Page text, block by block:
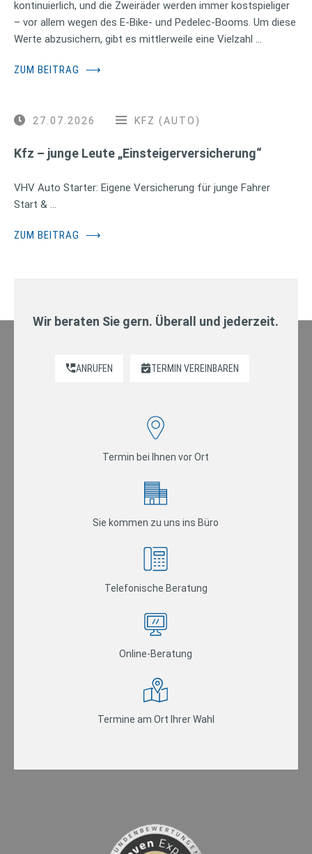
kontinuierlich, und die Zweiräder werden immer kostspieliger
– vor allem wegen des E-Bike- und Pedelec-Booms. Um diese
Werte abzusichern, gibt es mittlerweile eine Vielzahl …
ZUM BEITRAG ⟶
27.07.2026 KFZ (AUTO)
Kfz – junge Leute „Einsteigerversicherung“
VHV Auto Starter: Eigene Versicherung für junge Fahrer
Start & …
ZUM BEITRAG ⟶
Wir beraten Sie gern. Überall und jederzeit.
ANRUFEN TERMIN VEREINBAREN
Termin bei Ihnen vor Ort
Sie kommen zu uns ins Büro
Telefonische Beratung
Online-Beratung
Termine am Ort Ihrer Wahl